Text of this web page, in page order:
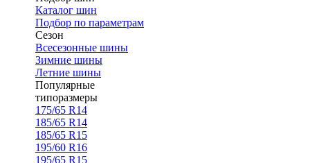
Каталог шин
Подбор по параметрам
Сезон
Всесезонные шины
Зимние шины
Летние шины
Популярные
типоразмеры
175/65 R14
185/65 R14
185/65 R15
195/60 R16
195/65 R15